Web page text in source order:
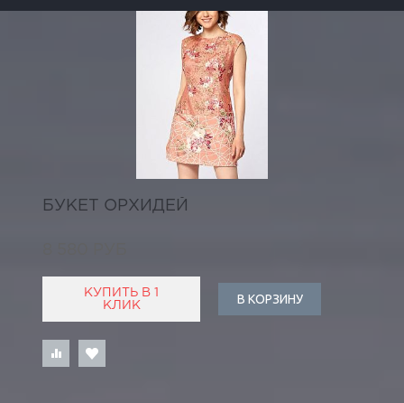
БУКЕТ ОРХИДЕЙ
КУПИТЬ В 1
КЛИК
В КОРЗИНУ